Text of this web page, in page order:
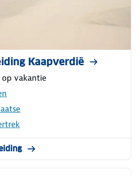
Kaapverdië
op vakantie